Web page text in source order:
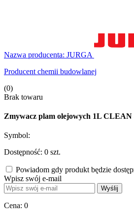
Nazwa producenta: JURGA
Producent chemii budowlanej
(0)
Brak towaru
Zmywacz plam olejowych 1L
Symbol:
Dostępność: 0 szt.
Powiadom gdy produkt będzie
Wpisz swój e-mail
Wyślij
Cena: 0